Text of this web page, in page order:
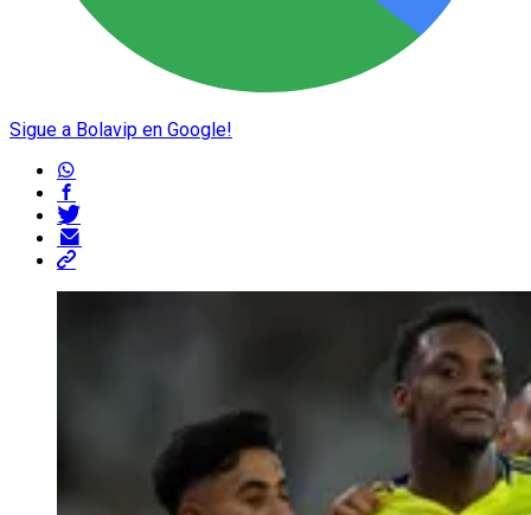
Sigue a Bolavip en Google!